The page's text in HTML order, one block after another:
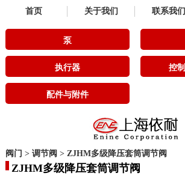
首页 关于我们 联系我们
泵
执行器 控
配件与附件
阀门 > 调节阀 > ZJHM多级降压套筒调节阀
ZJHM多级降压套筒调节阀